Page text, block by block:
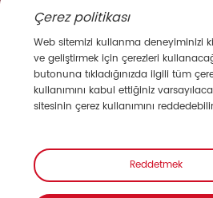
Shenzhen Çin 518000
Satışlarla İletişime Geçin
Çerez politikası
Web sitemizi kullanma deneyiminizi
ve geliştirmek için çerezleri
butonuna tıkladığınızda ilgili tüm
kullanımını kabul ettiğiniz
sitesinin çerez kullanımını
Reddetmek